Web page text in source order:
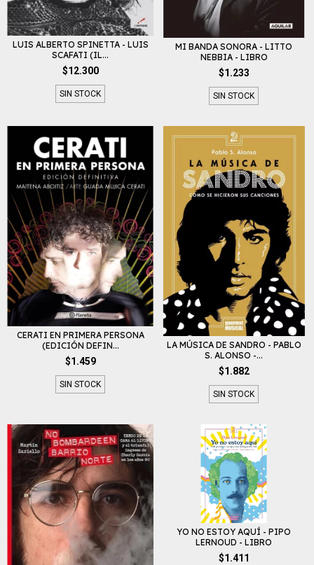
LUIS ALBERTO SPINETTA - LUIS
SCAFATI (IL...
$12.300
SIN STOCK
MI BANDA SONORA - LITTO
NEBBIA - LIBRO
$1.233
SIN STOCK
CERATI EN PRIMERA PERSONA
(EDICIÓN DEFIN...
$1.459
SIN STOCK
LA MÚSICA DE SANDRO - PABLO
S. ALONSO -...
$1.882
SIN STOCK
YO NO ESTOY AQUÍ - PIPO
LERNOUD - LIBRO
$1.411